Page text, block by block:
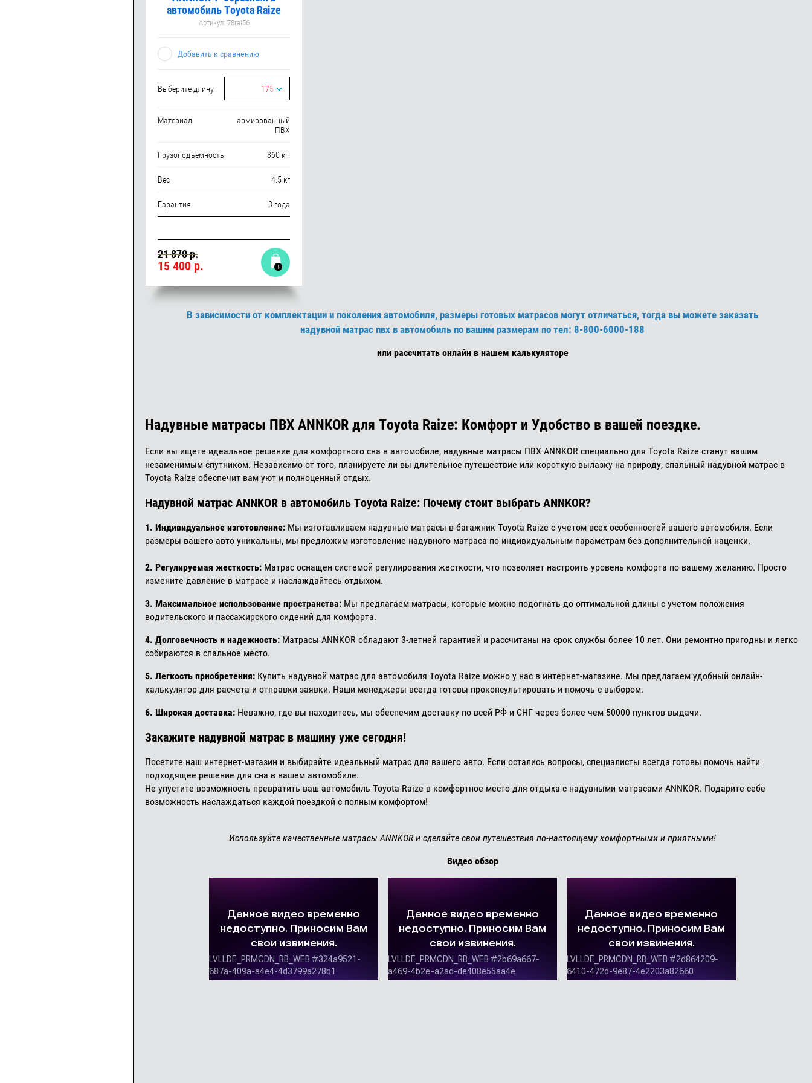
автомобиль Toyota Raize
Артикул: 78rai56
Добавить к сравнению
Выберите длину 175
Материал
армированный
ПВХ
Грузоподъемность 360 кг.
Вес 4.5 кг
Гарантия 3 года
21 870 р.
15 400 р.
В зависимости от комплектации и поколения автомобиля, размеры готовых матрасов могут отличаться, тогда вы можете заказать
надувной матрас пвх в автомобиль по вашим размерам по тел: 8-800-6000-188
или рассчитать онлайн в нашем калькуляторе
Надувные матрасы ПВХ ANNKOR для Toyota Raize: Комфорт и Удобство в вашей поездке.
Если вы ищете идеальное решение для комфортного сна в автомобиле, надувные матрасы ПВХ ANNKOR специально для Toyota Raize станут вашим
незаменимым спутником. Независимо от того, планируете ли вы длительное путешествие или короткую вылазку на природу, спальный надувной матрас в
Toyota Raize обеспечит вам уют и полноценный отдых.
Надувной матрас ANNKOR в автомобиль Toyota Raize: Почему стоит выбрать ANNKOR?
1. Индивидуальное изготовление: Мы изготавливаем надувные матрасы в багажник Toyota Raize с учетом всех особенностей вашего автомобиля. Если
размеры вашего авто уникальны, мы предложим изготовление надувного матраса по индивидуальным параметрам без дополнительной наценки.
2. Регулируемая жесткость: Матрас оснащен системой регулирования жесткости, что позволяет настроить уровень комфорта по вашему желанию. Просто
измените давление в матрасе и наслаждайтесь отдыхом.
3. Максимальное использование пространства: Мы предлагаем матрасы, которые можно подогнать до оптимальной длины с учетом положения
водительского и пассажирского сидений для комфорта.
4. Долговечность и надежность: Матрасы ANNKOR обладают 3-летней гарантией и рассчитаны на срок службы более 10 лет. Они ремонтно пригодны и легко
собираются в спальное место.
5. Легкость приобретения: Купить надувной матрас для автомобиля Toyota Raize можно у нас в интернет-магазине. Мы предлагаем удобный онлайн-
калькулятор для расчета и отправки заявки. Наши менеджеры всегда готовы проконсультировать и помочь с выбором.
6. Широкая доставка: Неважно, где вы находитесь, мы обеспечим доставку по всей РФ и СНГ через более чем 50000 пунктов выдачи.
Закажите надувной матрас в машину уже сегодня!
Посетите наш интернет-магазин и выбирайте идеальный матрас для вашего авто. Если остались вопросы, специалисты всегда готовы помочь найти
подходящее решение для сна в вашем автомобиле.
Не упустите возможность превратить ваш автомобиль Toyota Raize в комфортное место для отдыха с надувными матрасами ANNKOR. Подарите себе
возможность наслаждаться каждой поездкой с полным комфортом!
Используйте качественные матрасы ANNKOR и сделайте свои путешествия по-настоящему комфортными и приятными!
Видео обзор